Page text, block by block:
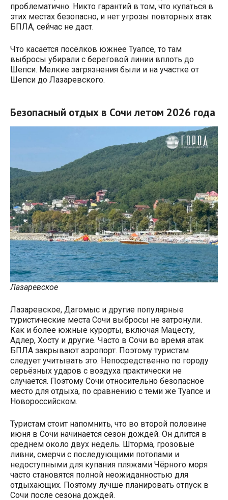
проблематично. Никто гарантий в том, что купаться в
этих местах безопасно, и нет угрозы повторных атак
БПЛА, сейчас не даст.
Что касается посёлков южнее Туапсе, то там
выбросы убирали с береговой линии вплоть до
Шепси. Мелкие загрязнения были и на участке от
Шепси до Лазаревского.
Безопасный отдых в Сочи летом 2026 года
Лазаревское
Лазаревское, Дагомыс и другие популярные
туристические места Сочи выбросы не затронули.
Как и более южные курорты, включая Мацесту,
Адлер, Хосту и другие. Часто в Сочи во время атак
БПЛА закрывают аэропорт. Поэтому туристам
следует учитывать это. Непосредственно по городу
серьёзных ударов с воздуха практически не
случается. Поэтому Сочи относительно безопасное
место для отдыха, по сравнению с теми же Туапсе и
Новороссийском.
Туристам стоит напомнить, что во второй половине
июня в Сочи начинается сезон дождей. Он длится в
среднем около двух недель. Шторма, грозовые
ливни, смерчи с последующими потопами и
недоступными для купания пляжами Чёрного моря
часто становятся полной неожиданностью для
отдыхающих. Поэтому лучше планировать отпуск в
Сочи после сезона дождей.